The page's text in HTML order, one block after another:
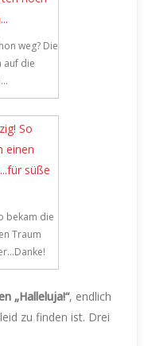
weg? Die
auf die
bekam die
Traum
„Halleluja!“, endlich
zu finden ist. Drei